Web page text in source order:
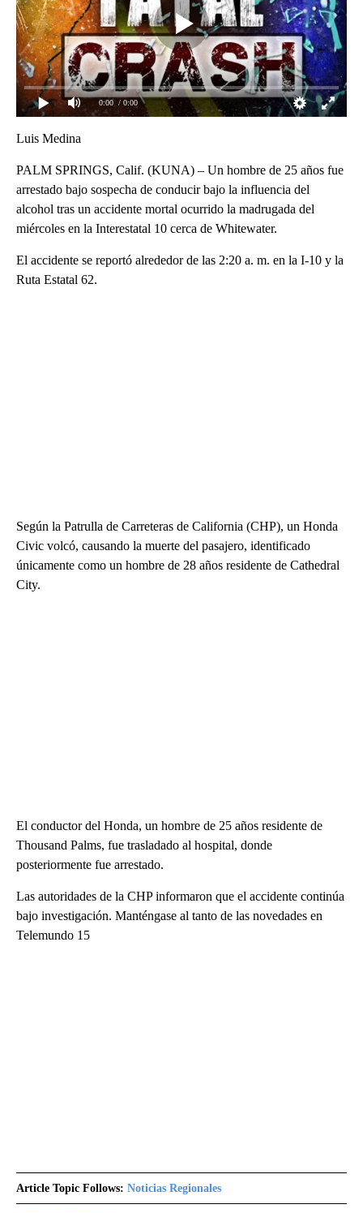
0:00 / 0:00
Luis Medina
PALM SPRINGS, Calif. (KUNA) – Un hombre de 25 años fue
arrestado bajo sospecha de conducir bajo la influencia del
alcohol tras un accidente mortal ocurrido la madrugada del
miércoles en la Interestatal 10 cerca de Whitewater.
El accidente se reportó alrededor de las 2:20 a. m. en la I-10 y la
Ruta Estatal 62.
Según la Patrulla de Carreteras de California (CHP), un Honda
Civic volcó, causando la muerte del pasajero, identificado
únicamente como un hombre de 28 años residente de Cathedral
City.
El conductor del Honda, un hombre de 25 años residente de
Thousand Palms, fue trasladado al hospital, donde
posteriormente fue arrestado.
Las autoridades de la CHP informaron que el accidente continúa
bajo investigación. Manténgase al tanto de las novedades en
Telemundo 15
Article Topic Follows: Noticias Regionales